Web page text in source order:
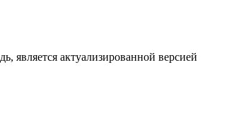
является актуализированной версией